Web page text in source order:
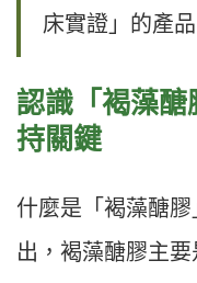
床實證」的產
認識「褐藻
持關鍵
什麼是「褐藻醣
出，褐藻醣膠主